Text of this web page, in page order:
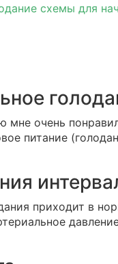
схемы для
мне очень
питание
приходит в